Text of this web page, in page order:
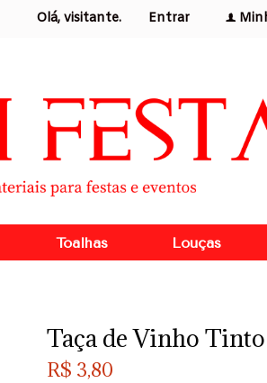
Olá, visitante. Entrar f
Toalhas Louças
Taça de Vinho
R$ 3,80